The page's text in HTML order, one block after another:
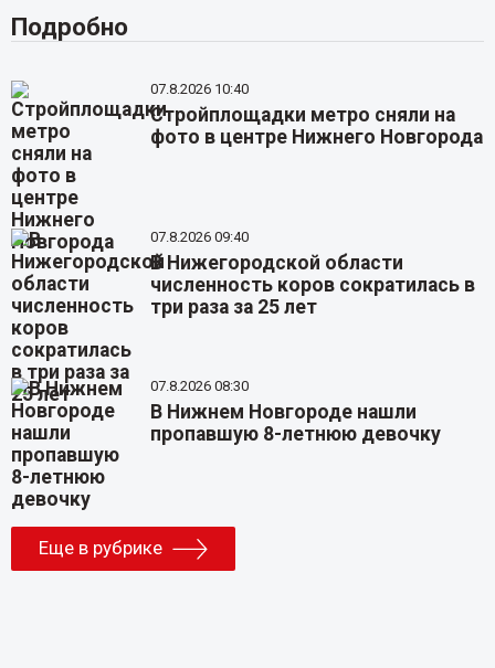
Подробно
07.8.2026 10:40
Стройплощадки метро сняли на
фото в центре Нижнего Новгорода
07.8.2026 09:40
В Нижегородской области
численность коров сократилась в
три раза за 25 лет
07.8.2026 08:30
В Нижнем Новгороде нашли
пропавшую 8-летнюю девочку
Еще в рубрике